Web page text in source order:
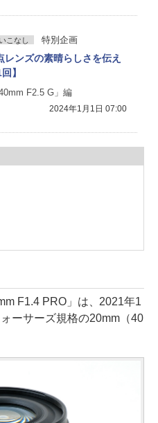
こなし 特別企画
レンズの素晴らしさを伝え
】
F2.5 G」編
2024年1月1日 07:00
F1.4 PRO」は、2021年1
ーサーズ規格の20mm（40